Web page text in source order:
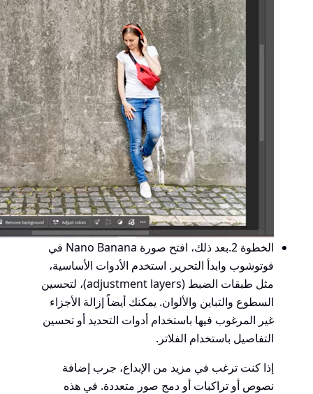
الخطوة 2.
بعد ذلك، افتح صورة Nano Banana في
فوتوشوب وابدأ التحرير. استخدم الأدوات الأساسية،
مثل طبقات الضبط (adjustment layers)، لتحسين
السطوع والتباين والألوان. يمكنك أيضاً إزالة الأجزاء
غير المرغوب فيها باستخدام أدوات التحديد أو تحسين
التفاصيل باستخدام الفلاتر.
إذا كنت ترغب في مزيد من الإبداع، جرب إضافة
نصوص أو تراكبات أو دمج صور متعددة. في هذه